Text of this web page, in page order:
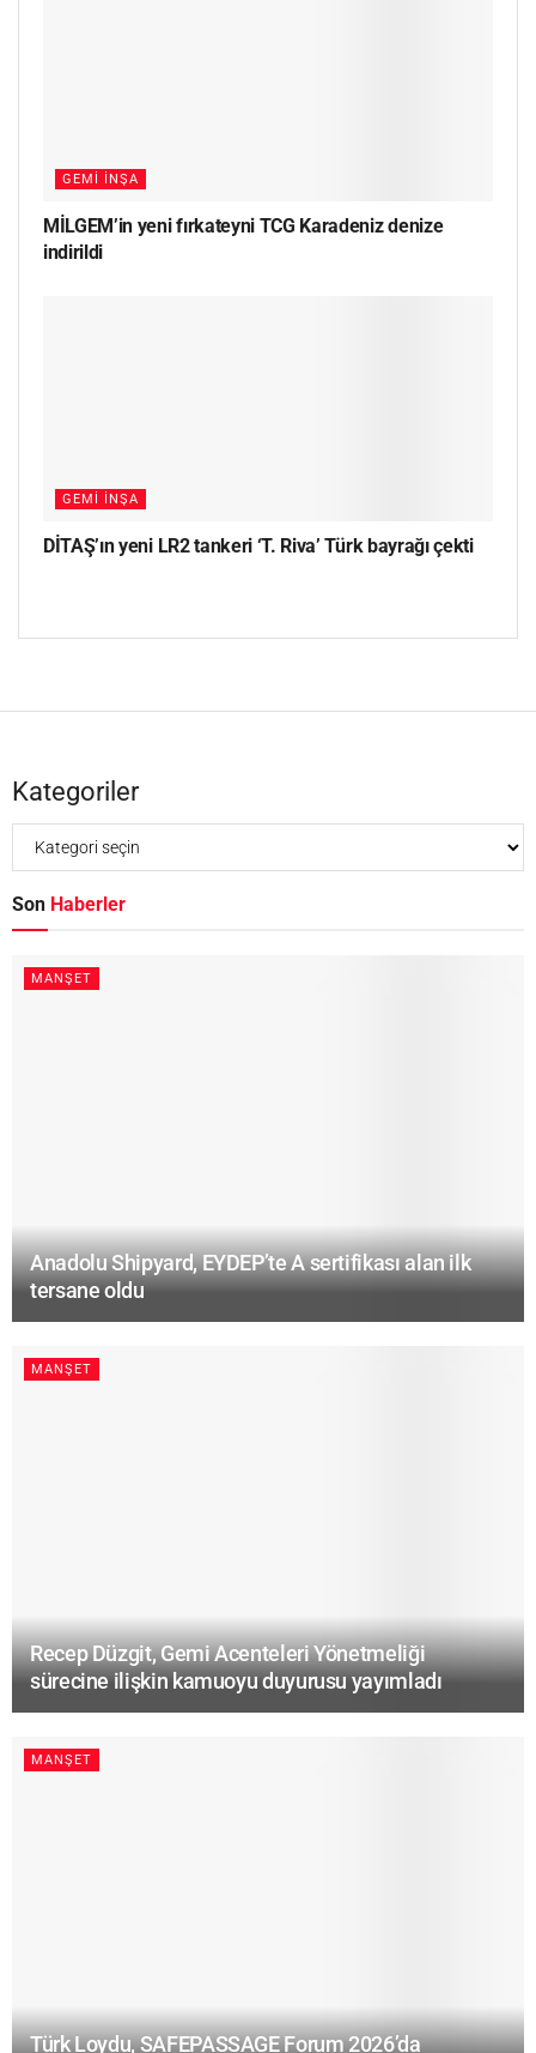
GEMI İNŞA
MİLGEM’in yeni fırkateyni TCG Karadeniz denize
indirildi
GEMI İNŞA
DİTAŞ’ın yeni LR2 tankeri ‘T. Riva’ Türk bayrağı çekti
Kategoriler
Son Haberler
MANŞET
Anadolu Shipyard, EYDEP’te A sertifikası alan ilk
tersane oldu
MANŞET
Recep Düzgit, Gemi Acenteleri Yönetmeliği
sürecine ilişkin kamuoyu duyurusu yayımladı
MANŞET
Türk Loydu, SAFEPASSAGE Forum 2026’da